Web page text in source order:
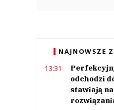
NAJNOWSZE
13:31
odchodzi
stawiają